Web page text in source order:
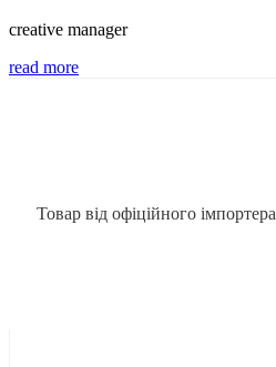
creative manager
read more
Товар від офіційного імпортера